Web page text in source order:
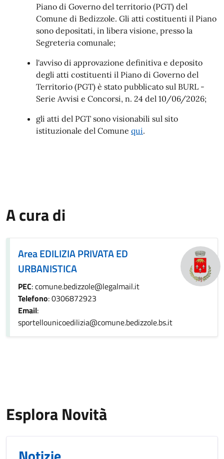
Piano di Governo del territorio (PGT) del
Comune di Bedizzole. Gli atti costituenti il Piano
sono depositati, in libera visione, presso la
Segreteria comunale;
l'avviso di approvazione definitiva e deposito
degli atti costituenti il Piano di Governo del
Territorio (PGT) è stato pubblicato sul BURL -
Serie Avvisi e Concorsi, n. 24 del 10/06/2026;
gli atti del PGT sono visionabili sul sito
istituzionale del Comune qui.
A cura di
Area EDILIZIA PRIVATA ED
URBANISTICA
PEC: comune.bedizzole@legalmail.it
Telefono: 0306872923
Email:
sportellounicoedilizia@comune.bedizzole.bs.it
Esplora Novità